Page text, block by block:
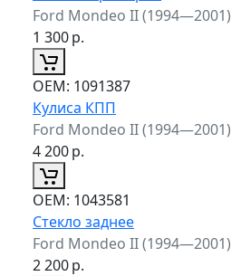
Ford Mondeo II (1994—2001)
1 300р.
ОЕМ: 1091387
Кулиса КПП
Ford Mondeo II (1994—2001)
4 200р.
ОЕМ: 1043581
Стекло заднее
Ford Mondeo II (1994—2001)
2 200р.